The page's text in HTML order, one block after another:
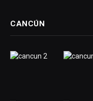
CANCÚN